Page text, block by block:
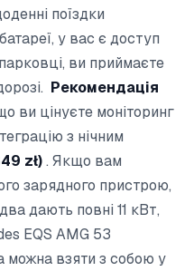
поїздки
у вас є доступ
ви приймаєте
Рекомендація
ви цінуєте моніторинг
з нічним
zł). Якщо вам
зарядного пристрою,
дають повні 11 кВт,
EQS AMG 53
можна взяти з собою у